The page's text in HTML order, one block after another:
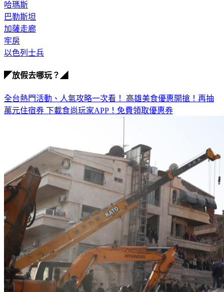
哈瑪斯
巴勒斯坦
加薩走廊
牢房
以色列士兵
◤放假去哪玩？◢
全台熱門活動、人氣攻略一次看！ 高雄美食優惠開搶！再抽
萬元住宿券 下載食尚玩家APP！免費領取優惠券